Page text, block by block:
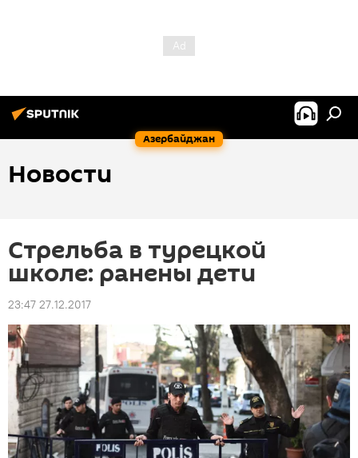
Азербайджан
Новости
Стрельба в турецкой
школе: ранены дети
23:47 27.12.2017